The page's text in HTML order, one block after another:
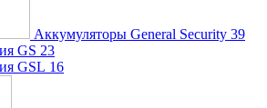
Аккумуляторы General Security 39
GS 23
GSL 16